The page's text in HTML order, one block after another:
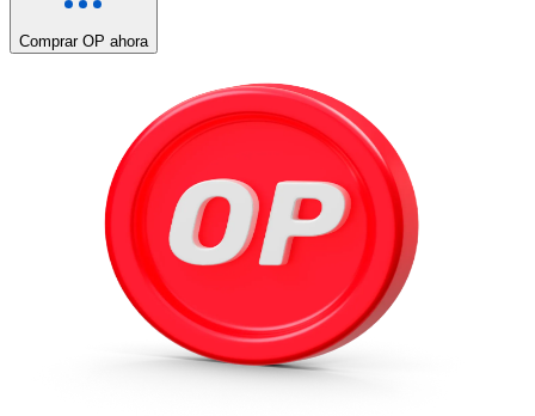
Comprar OP ahora